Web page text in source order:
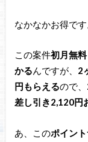
なかなかお得です
この案件初月無
かるんですが、 2
円もらえるので、
差し引き2,120円
あ、このポイン